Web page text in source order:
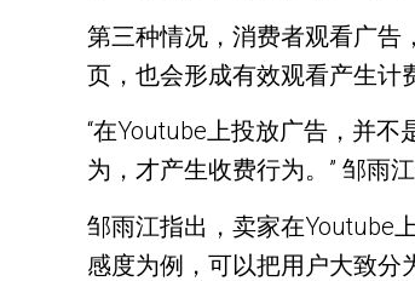
第三种情况，消费者观看广告
页，也会形成有效观看产生计
“在Youtube上投放广告，并
为，才产生收费行为。” 邹雨江
邹雨江指出，卖家在Youtube
感度为例，可以把用户大致